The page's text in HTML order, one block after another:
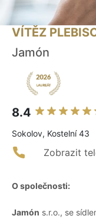
VÍTĚZ
Jamón
8.4
Sokolov, Kostelní 43
Zobrazit
O společnosti:
Jamón s.r.o., se